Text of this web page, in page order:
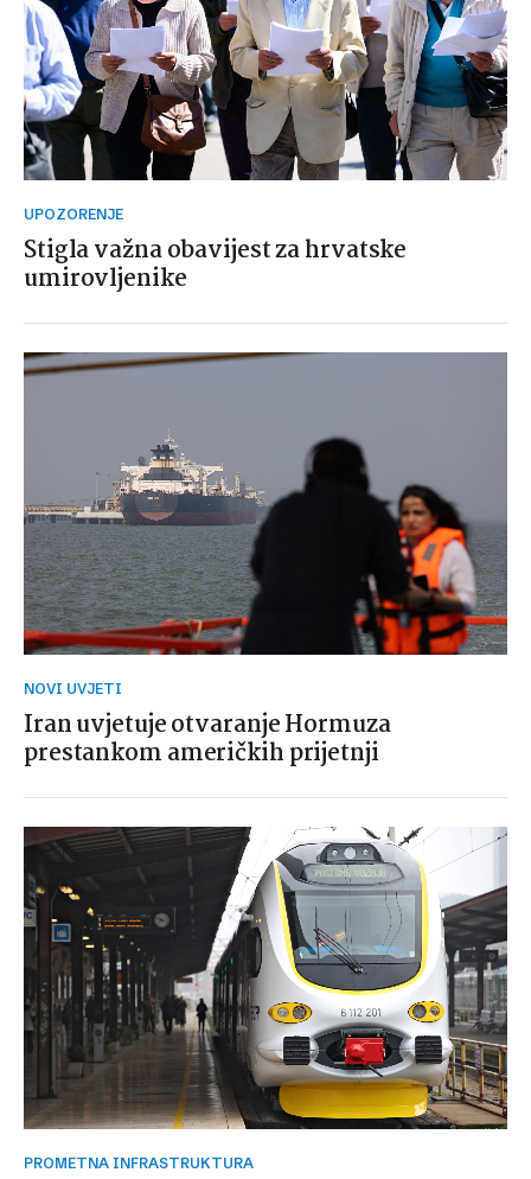
UPOZORENJE
Stigla važna obavijest za hrvatske
umirovljenike
NOVI UVJETI
Iran uvjetuje otvaranje Hormuza
prestankom američkih prijetnji
PROMETNA INFRASTRUKTURA